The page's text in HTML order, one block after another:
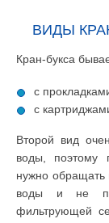
ВИДЫ
Кран-букса
с
с
Второй вид
воды, поэтому
нужно обращать
воды и не
фильтрующей